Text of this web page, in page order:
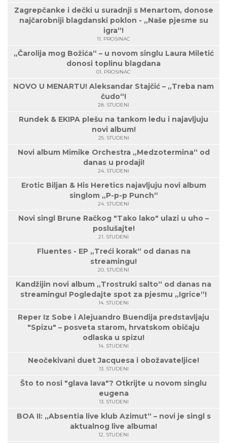
Zagrepčanke i dečki u suradnji s Menartom, donose
najčarobniji blagdanski poklon - „Naše pjesme su
igra“!
11. PROSINAC
„Čarolija mog Božića“ – u novom singlu Laura Miletić
donosi toplinu blagdana
01. PROSINAC
NOVO U MENARTU! Aleksandar Stajčić – „Treba nam
čudo“!
28. STUDENI
Rundek & EKIPA plešu na tankom ledu i najavljuju
novi album!
25. STUDENI
Novi album Mimike Orchestra „Medzotermina“ od
danas u prodaji!
24. STUDENI
Erotic Biljan & His Heretics najavljuju novi album
singlom „P-p-p Punch“
24. STUDENI
Novi singl Brune Račkog "Tako lako" ulazi u uho –
poslušajte!
21. STUDENI
Fluentes - EP „Treći korak“ od danas na
streamingu!
20. STUDENI
Kandžijin novi album „Trostruki salto“ od danas na
streamingu! Pogledajte spot za pjesmu „Igrice“!
14. STUDENI
Reper Iz Sobe i Alejuandro Buendija predstavljaju
"Spizu" – posveta starom, hrvatskom običaju
odlaska u spizu!
14. STUDENI
Neočekivani duet Jacquesa i obožavateljice!
13. STUDENI
Što to nosi "glava lava"? Otkrijte u novom singlu
eugena
13. STUDENI
BOA II: „Absentia live klub Azimut“ – novi je singl s
aktualnog live albuma!
12. STUDENI